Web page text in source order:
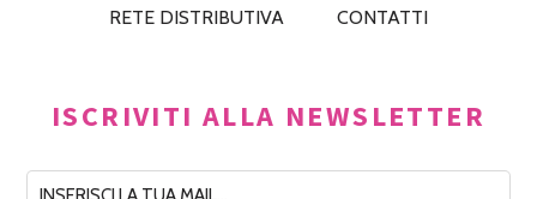
RETE DISTRIBUTIVA
CONTATTI
ISCRIVITI ALLA NEWSLETTER